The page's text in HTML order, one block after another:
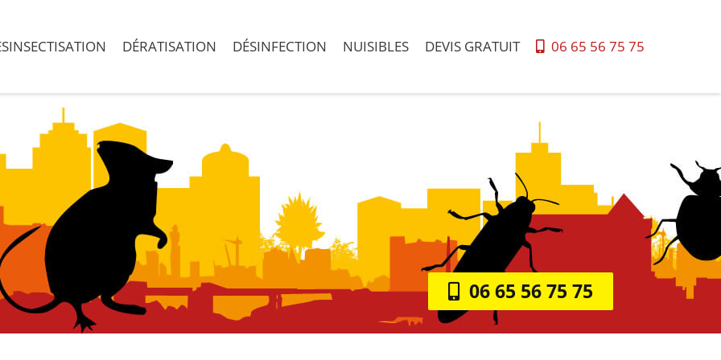
DÉRATISATION DÉSINFECTION NUISIBLES DEVIS GRATUIT 06 65 56 75 75
06 65 56 75 75